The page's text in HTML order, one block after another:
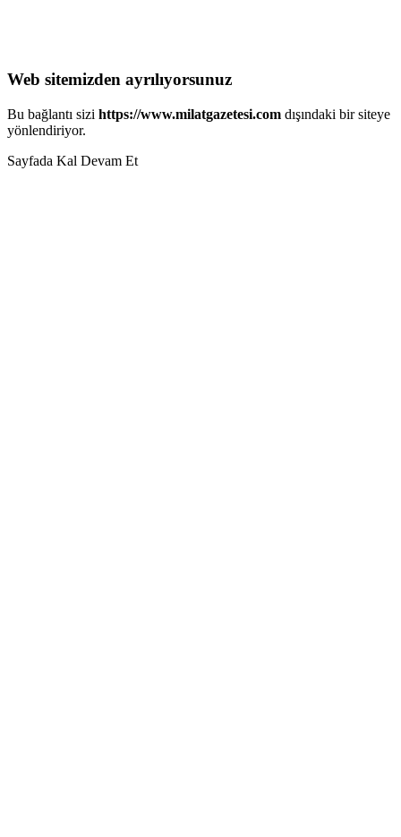
Web sitemizden ayrılıyorsunuz
Bu bağlantı sizi https://www.milatgazetesi.com dışındaki bir siteye
yönlendiriyor.
Sayfada Kal Devam Et